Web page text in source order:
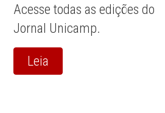
Acesse todas as edições do
Jornal Unicamp.
Leia